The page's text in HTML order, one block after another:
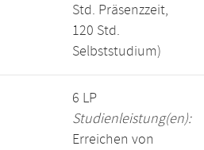
Std. Präsenzzeit,
120 Std.
Selbststudium)
6 LP
Studienleistung(en):
Erreichen von